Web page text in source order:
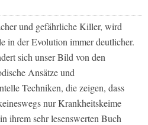
und gefährliche Killer, wird
in der Evolution immer deutlicher.
sich unser Bild von den
Ansätze und
Techniken, die zeigen, dass
nur Krankheitskeime
ihrem sehr lesenswerten Buch